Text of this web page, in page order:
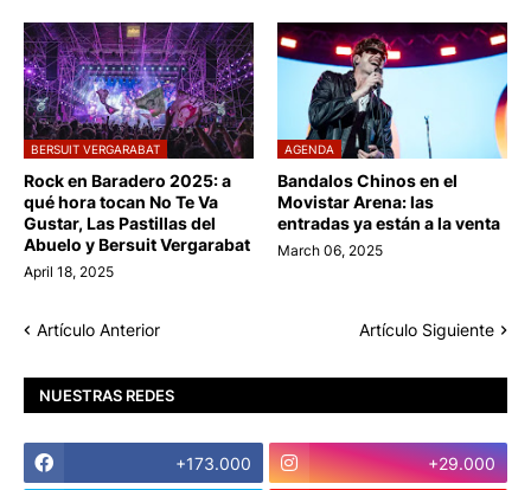
BERSUIT VERGARABAT
Rock en Baradero 2025: a
qué hora tocan No Te Va
Gustar, Las Pastillas del
Abuelo y Bersuit Vergarabat
April 18, 2025
AGENDA
Bandalos Chinos en el
Movistar Arena: las
entradas ya están a la venta
March 06, 2025
Artículo Anterior Artículo Siguiente
NUESTRAS REDES
+173.000 +29.000